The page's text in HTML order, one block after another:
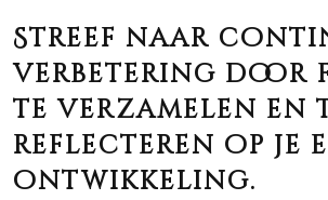
Streef naar
verbetering door
te verzamelen en
reflecteren op je
ontwikkeling.